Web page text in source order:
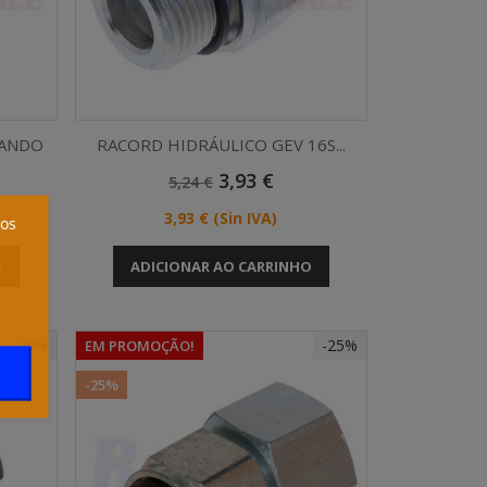
Vista rápida
RACORD HIDRÁULICO GEV 16S...
Preço
5,24 € Preço
3,93 €
Preço
3,93 € (Sin IVA)
ADICIONAR AO CARRINHO
-25% -25%
EM PROMOÇÃO!
-25%